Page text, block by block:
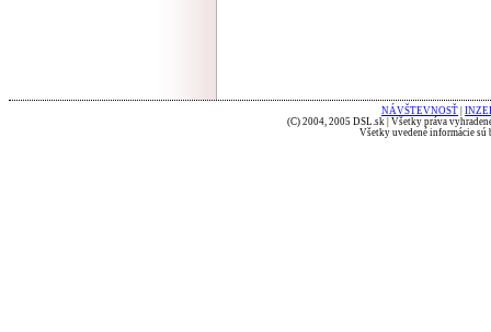
NÁVŠTEVNOSŤ
(C) 2004, 2005 DSL.sk | Všetky práva
Všetky uvedené informácie sú